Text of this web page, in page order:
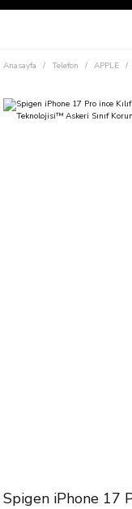
Anasayfa Telefon APPLE
Spigen iPhone 17